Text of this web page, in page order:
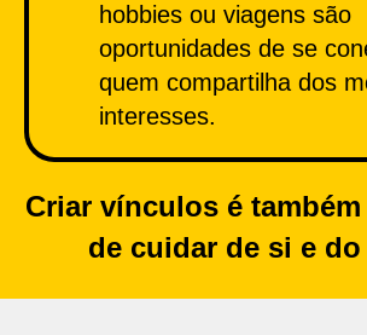
hobbies ou viagens são
oportunidades de se
quem compartilha dos
interesses.
Criar vínculos é
de cuidar de si e